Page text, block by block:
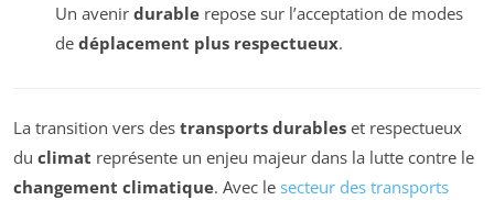
Un avenir durablerepose sur l’acceptation de modes
de déplacement plus respectueux.
La transition vers des transports durables et respectueux
du climat représente un enjeu majeur dans la lutte contre le
changement climatique. Avec le secteur des transports